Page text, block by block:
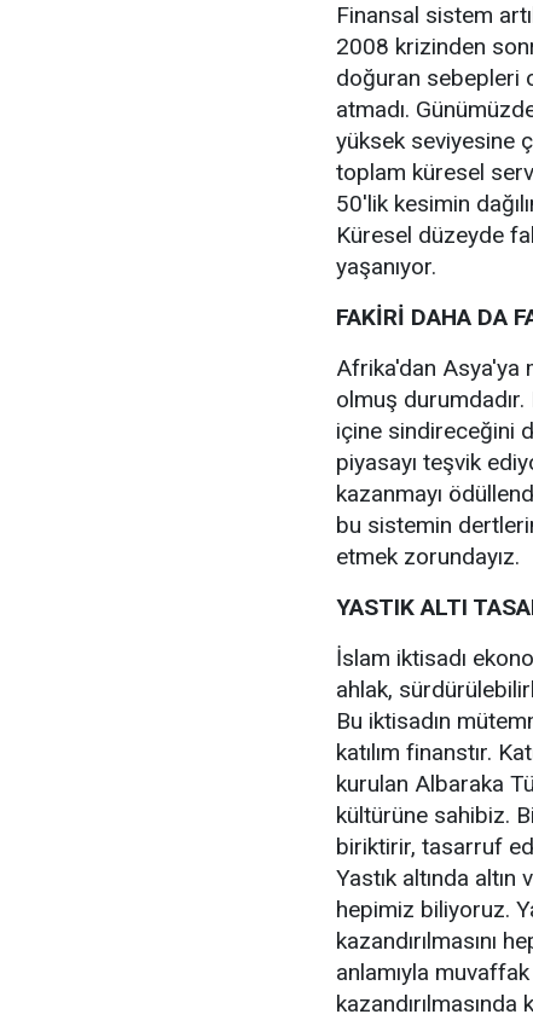
Finansal sistem
2008 krizinden
doğuran sebepleri
atmadı.
yüksek seviyesine
toplam küresel
50'lik kesimin
Küresel düzeyde
yaşanıyor.
FAKİRİ DAHA DA
Afrika'dan Asya'ya
olmuş durumdadır.
içine sindireceğini
piyasayı teşvik
kazanmayı
bu sistemin
etmek zorundayız.
YASTIK ALTI
İslam iktisadı
ahlak,
Bu iktisadın
katılım finanstır.
kurulan Albaraka
kültürüne sahibiz.
biriktirir, tasarruf
Yastık altında altın
hepimiz biliyoruz.
kazandırılmasını
anlamıyla muvaffak